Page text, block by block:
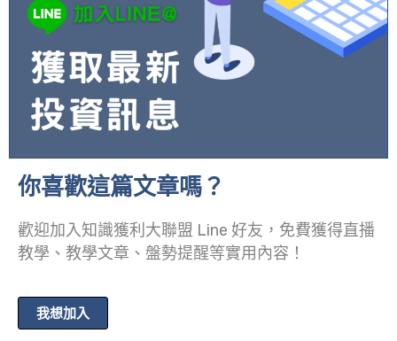
你喜歡這篇文章嗎？
歡迎加入知識獲利大聯盟 Line 好友，免費獲得直播
教學、教學文章、盤勢提醒等實用內容！
我想加入